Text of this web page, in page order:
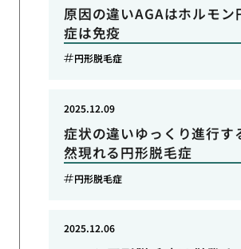
原因の違いAGAはホルモン
症は免疫
円形脱毛症
症状の違いゆっくり進行す
然現れる円形脱毛症
2025.12.09
円形脱毛症
2025.12.06